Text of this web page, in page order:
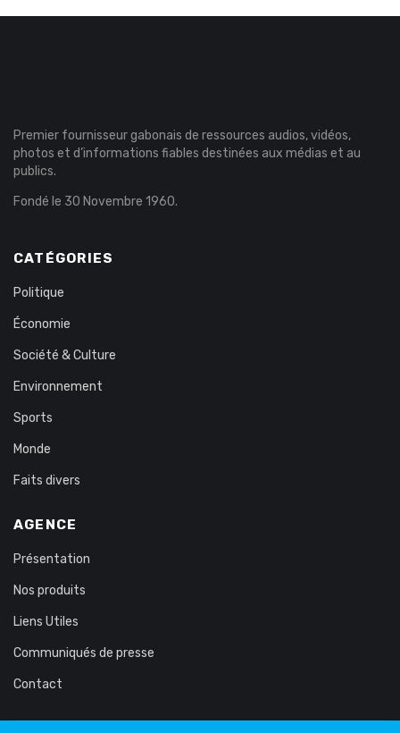
Premier fournisseur gabonais de ressources audios, vidéos,
photos et d’informations fiables destinées aux médias et au
publics.
Fondé le 30 Novembre 1960.
CATÉGORIES
Politique
Économie
Société & Culture
Environnement
Sports
Monde
Faits divers
AGENCE
Présentation
Nos produits
Liens Utiles
Communiqués de presse
Contact